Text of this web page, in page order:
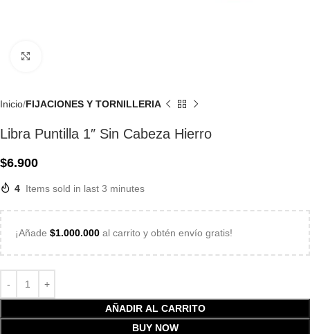
Inicio FIJACIONES Y TORNILLERIA
Libra Puntilla 1″ Sin Cabeza Hierro
$6.900
4 Items sold in last 3 minutes
¡Añade $1.000.000 al carrito y obtén envío gratis!
AÑADIR AL CARRITO
BUY NOW